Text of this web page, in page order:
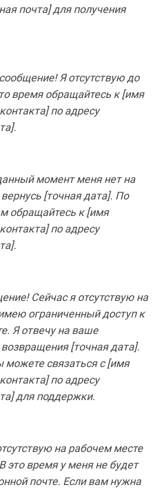
почта] для получения
Я отсутствую до
время обращайтесь к [имя
по адресу
момент меня нет на
[точная дата]. По
обращайтесь к [имя
по адресу
Сейчас я отсутствую на
ограниченный доступ к
Я отвечу на ваше
[точная дата].
связаться с [имя
по адресу
для поддержки.
на рабочем месте
это время у меня не будет
почте. Если вам нужна